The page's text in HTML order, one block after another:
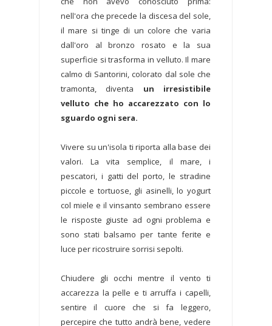
nell'ora che precede la discesa del sole,
il mare si tinge di un colore che varia
dall'oro al bronzo rosato e la sua
superficie si trasforma in velluto. Il mare
calmo di Santorini, colorato dal sole che
tramonta, diventa un irresistibile
velluto che ho accarezzato con lo
sguardo ogni sera.
Vivere su un'isola ti riporta alla base dei
valori. La vita semplice, il mare, i
pescatori, i gatti del porto, le stradine
piccole e tortuose, gli asinelli, lo yogurt
col miele e il vinsanto sembrano essere
le risposte giuste ad ogni problema e
sono stati balsamo per tante ferite e
luce per ricostruire sorrisi sepolti.
Chiudere gli occhi mentre il vento ti
accarezza la pelle e ti arruffa i capelli,
sentire il cuore che si fa leggero,
percepire che tutto andrà bene, vedere